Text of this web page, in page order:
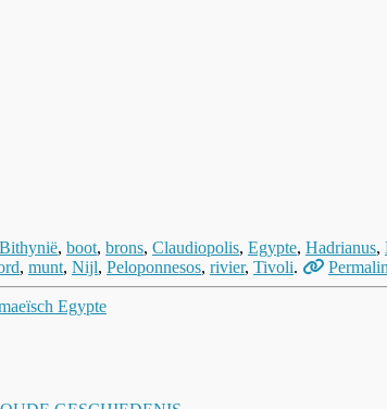
Bithynië, boot, brons, Claudiopolis, Egypte, Hadrianus,
, munt, Nijl, Peloponnesos, rivier, Tivoli.
Egypte